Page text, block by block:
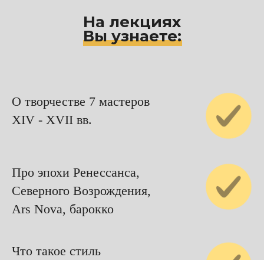
На лекциях
Вы узнаете:
О творчестве 7 мастеров
XIV - XVII вв.
Про эпохи Ренессанса,
Северного Возрождения,
Ars Nova, барокко
Что такое стиль